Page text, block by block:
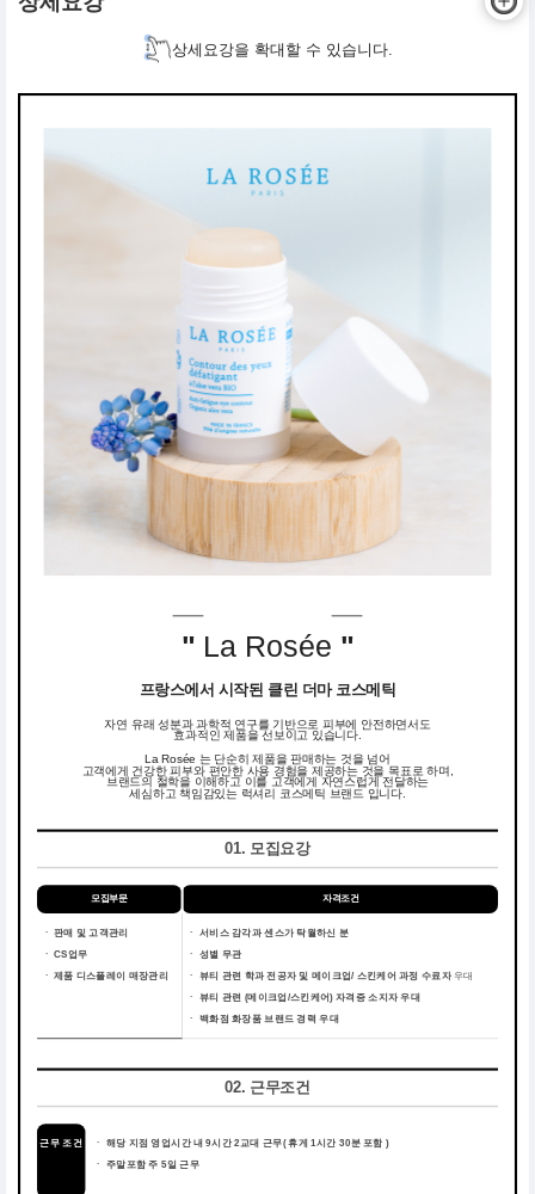
상세요강을 확대할 수 있습니다.
" La Rosée "
프랑스에서 시작된 클린 더마 코스메틱
자연 유래 성분과 과학적 연구를 기반으로 피부에 안전하면서도
효과적인 제품을 선보이고 있습니다.
La Rosée 는 단순히 제품을 판매하는 것을 넘어
고객에게 건강한 피부와 편안한 사용 경험을 제공하는 것을 목표로 하며,
브랜드의 철학을 이해하고 이를 고객에게 자연스럽게 전달하는
세심하고 책임감있는 럭셔리 코스메틱 브랜드 입니다.
01. 모집요강
모집부문 자격조건
ㆍ 판매 및 고객관리
ㆍ CS업무
ㆍ 제품 디스플레이 매장관리
ㆍ
서비스 감각과 센스가 탁월하신 분
ㆍ
성별 무관
ㆍ
뷰티 관련 학과 전공자 및 메이크업/ 스킨케어 과정 수료자우대
ㆍ
뷰티 관련 (메이크업/스킨케어) 자격증 소지자 우대
ㆍ 백화점 화장품 브랜드 경력 우대
02. 근무조건
근무 조건 ㆍ 해당 지점 영업시간 내 9시간 2교대 근무( 휴게 1시간 30분 포함 )
ㆍ 주말포함 주 5일 근무